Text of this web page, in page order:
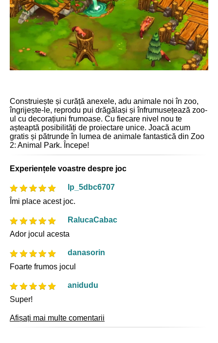
Construiește și curăță anexele, adu animale noi în zoo,
îngrijește-le, reprodu pui drăgălași și înfrumusețează zoo-
ul cu decorațiuni frumoase. Cu fiecare nivel nou te
așteaptă posibilități de proiectare unice. Joacă acum
gratis și pătrunde în lumea de animale fantastică din Zoo
2: Animal Park. Începe!
Experiențele voastre despre joc
lp_5dbc6707
Îmi place acest joc.
RalucaCabac
Ador jocul acesta
danasorin
Foarte frumos jocul
anidudu
Super!
Afișați mai multe comentarii